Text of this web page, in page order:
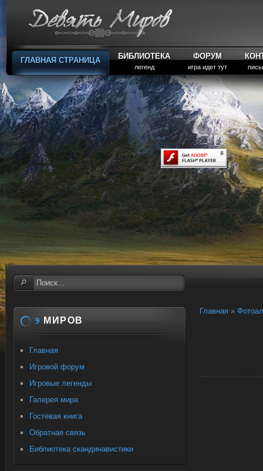
ГЛАВНАЯ СТРАНИЦА БИБЛИОТЕКА
легенд
ФОРУМ
игра идет тут
Главная »
9 МИРОВ
Главная
Игровой форум
Игровые легенды
Галерея мира
Гостевая книга
Обратная связь
Библиотека скандинавистики